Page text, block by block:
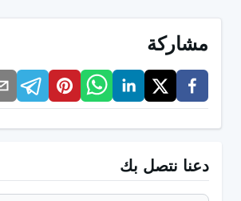
شخص يستطيع الوصول إلى الإنترنت
يكون لديه حساب على وسائل التواصل
وأشار الدكتور غول إسراء أتالاي إلى أن
مشاركة
دعنا نتصل بك